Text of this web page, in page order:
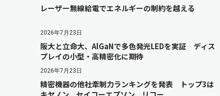
レーザー無線給電でエネルギーの制約を越える
2026年7月23日
阪大と立命大、AlGaNで多色発光LEDを実証 ディス
プレイの小型・高精密化に期待
2026年7月23日
精密機器の他社牽制力ランキングを発表 トップ3は